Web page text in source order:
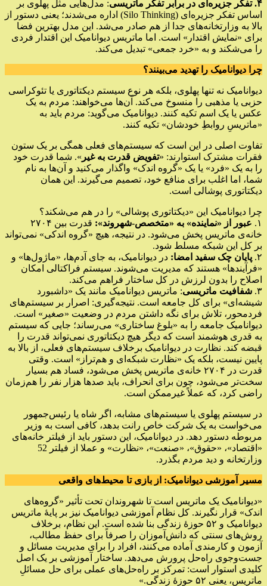
۴. تفکر جزیره‌ای در برابر تفکر ماتریسی
: مدل‌هایی مثل پهلوی بر
اساس تفکر جزیره‌ای (Silo Thinking) اداره می‌شدند؛ یعنی دستور از
بالا به وزارتخانه‌های جدا از هم صادر می‌شد. این مدل بهترین فضا
برای «نمایش اقتدار» است. اما ماتریس دیوانامیک این اقتدار فردی
را می‌شکند و به «خرد جمعی» تبدیل می‌کند.
چرا دیوانامیک را تهدید می‌بینند؟
دیوانامیک نه تنها پهلوی، بلکه هر نوع سیستم دیکتاتوری یا تئوکراسی
حزبی یا مذهبی را منسوخ می‌کند. آن‌ها می‌خواهند: مردم به یک
عکس یا یک اسم تکیه کنند. دیوانامیک می‌گوید: مردم باید به
«ماتریسِ روابطِ خودشان» تکیه کنند.
تفاوت اصلی در این است که سیستم‌های فعلی همگی بر یک ستون
فقرات مشترک استوارند: «تفویض قدرت به غیر ». شما قدرت خود
را به یک «فرد» یا یک «گروه اندک» واگذار می‌کنید و آن‌ها به نام
شما، اما اغلب برای منافع خود، تصمیم می‌گیرند. این همان
دیکتاتوری پوشالی است.
چرا دیوانامیک این «دیکتاتوری پوشالی» را در هم می‌شکند؟
۱.
عبور از «نماینده» به «متخصص-شهروند»:
قدرت بین ۲۷۰۴
خانه‌ی ماتریس پخش می‌شود. در نتیجه، هیچ «گروه اندکی» نمی‌تواند
بر کل این شبکه مسلط شود.
۲. پایان چک سفید امضا: در دیوانامیک، به جای آدم‌ها، «ماژول‌ها» و
«فرآیندها» هستند که مدیریت می‌شوند. سیستم فراکتالی امکان
اصلاح را بدون لرزش در کل ساختار فراهم می‌کند.
۳. شفافیت ماتریسی: ماتریس دیوانامیک مانند یک «داشبورد
شیشه‌ای» برای کل جامعه است. نتیجه‌گیری: اصرار بر سیستم‌های
فردمحور، تلاش برای نگه داشتن مردم در وضعیت «صغیر» است.
دیوانامیک جامعه را به «بلوغ ساختاری» می‌رساند؛ جایی که سیستم
به قدری هوشمند است که دیگر هیچ دیکتاتوری نمی‌تواند قدرت را
قبضه کند. نظارت در دیوانامیک برخلاف سیستم‌های فعلی، از بالا به
پایین نیست، بلکه یک «نظارت شبکه‌ای و هم‌تراز» است. وقتی
قدرت در ۲۷۰۴ خانه‌ی ماتریس پخش می‌شود، فساد هم بسیار
سخت‌تر می‌شود، چون برای انحراف، باید صدها هزار نفر را هم‌زمان
راضی کرد، که عملاً غیرممکن است.
در سیستم پهلوی یا سیستم‌های مشابه، اگر شاه یا رئیس‌جمهور
می‌خواست به یک شرکت خاص رانت بدهد، کافی است به وزیر
مربوطه دستور دهد. در دیوانامیک، این دستور باید از فیلتر خانه‌های
«اقتصاد»، «حقوق»، «صنعت»، «نظارت» و عملا از فیلتر 52
وزارتخانه و دید مردم بگذرد.
مسیر آموزشی دیوانامیک: از بازی تا محیط‌های واقعی
«دیوانامیک یک ماتریس است تا شهروندان تحت تأثیر «گروه‌های
اندک» قرار نگیرند. کل نظام آموزشی دیوانامیک نیز بر پایهٔ ماتریس
دیوانامیک و ۵۲ حوزۀ زندگی بنا شده است. این نظام، برخلاف
روش‌های سنتی که دانش‌آموزان را صرفاً برای حفظ مطالب،
آزمون و کارمندی آماده می‌کنند، افراد را برای مدیریت مسائل و
جست‌وجوی راه‌حل پرورش می‌دهد. ساختار آموزشی بر یک اصل
کلیدی استوار است: تمرکز بر راه‌حل‌های عملی برای حل مسائلِ
ماتریسِ، یعنی ۵۲ حوزۀ زندگی.»